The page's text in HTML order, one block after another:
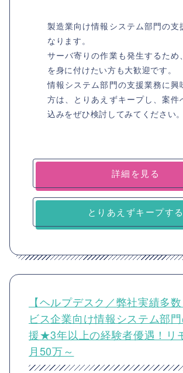
製造業向け情報システム部門の支
なります。
サーバ寄りの作業も発生するため
を身に付けたい方も大歓迎です。
情報システム部門の支援業務に興
方は、とりあえずキープし、案件
込みをぜひ検討してみてください。
詳細を見る
とりあえずキープする
【ヘルプデスク／弊社実績多
ビス企業向け情報システム部
援★3年以上の経験者優遇！リ
月50万～